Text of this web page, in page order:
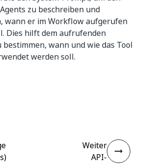
zu beschreiben und
wann er im Workflow aufgerufen
Dies hilft dem aufrufenden
bestimmen, wann und wie das Tool
werden soll.
Weiter
API-